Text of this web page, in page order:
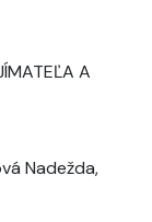
A
Nadežda,